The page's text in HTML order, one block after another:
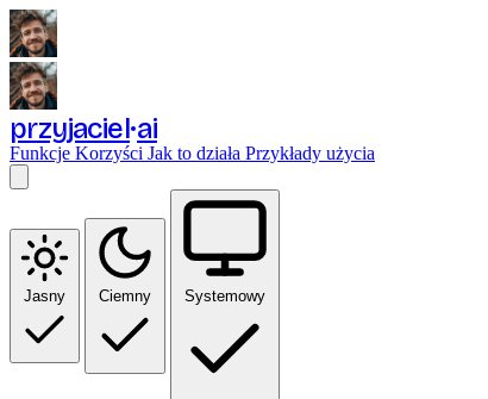
przyjaciel ai
Funkcje Korzyści Jak to działa Przykłady użycia
Jasny Ciemny Systemowy